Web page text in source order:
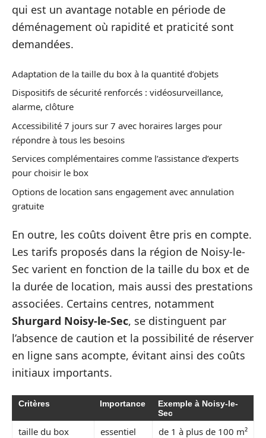
qui est un avantage notable en période de
déménagement où rapidité et praticité sont
demandées.
Adaptation de la taille du box à la quantité d’objets
Dispositifs de sécurité renforcés : vidéosurveillance,
alarme, clôture
Accessibilité 7 jours sur 7 avec horaires larges pour
répondre à tous les besoins
Services complémentaires comme l’assistance d’experts
pour choisir le box
Options de location sans engagement avec annulation
gratuite
En outre, les coûts doivent être pris en compte.
Les tarifs proposés dans la région de Noisy-le-
Sec varient en fonction de la taille du box et de
la durée de location, mais aussi des prestations
associées. Certains centres, notamment
Shurgard Noisy-le-Sec, se distinguent par
l’absence de caution et la possibilité de réserver
en ligne sans acompte, évitant ainsi des coûts
initiaux importants.
Critères Importance
Exemple à Noisy-le-
Sec
taille du box essentiel de 1 à plus de 100 m²